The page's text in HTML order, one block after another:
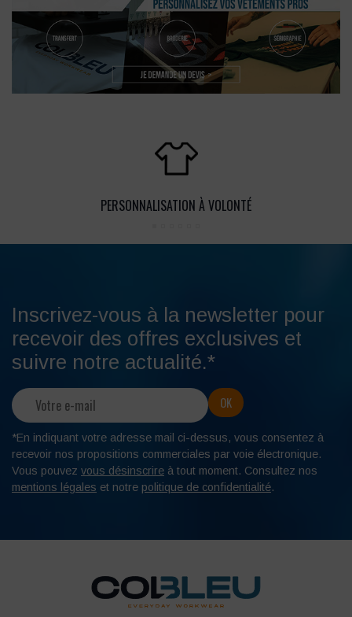
PERSONNALISATION À VOLONTÉ
Inscrivez-vous à la newsletter pour
recevoir des offres exclusives et
suivre notre actualité.*
*En indiquant votre adresse mail ci-dessus, vous consentez à
recevoir nos propositions commerciales par voie électronique.
Vous pouvez vous désinscrire à tout moment. Consultez nos
mentions légales et notre politique de confidentialité.